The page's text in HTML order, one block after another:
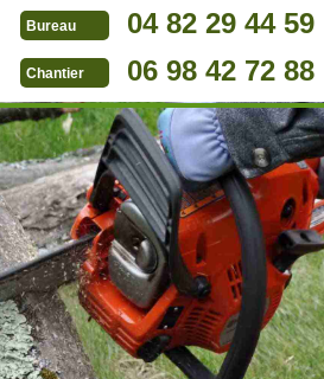
Bureau 04 82 29 44 59
Chantier 06 98 42 72 88